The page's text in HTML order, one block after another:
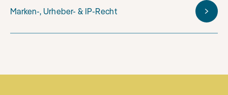
Marken-, Urheber- & IP-Recht